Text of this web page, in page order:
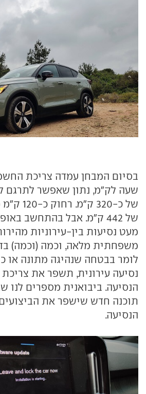
שעה לק"מ, נתון שאפשר לתרגם
של כ-
של 442 ק"מ. אבל בהתחשב
מעט נסיעות בין-עירוניות
משפחתית מלאה, וכמה (וכמה)
לומר בבטחה שנהיגה מתונה או
נסיעה עירונית, תשפר את
הנסיעה. ביבואנית מספרים לנו
תוכנה חדש שישפר את
הנסיעה.